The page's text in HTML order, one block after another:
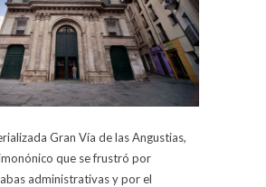
Gran Vía de las Angustias,
que se frustró por
administrativas y por el